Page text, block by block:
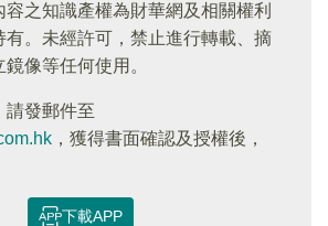
容之知識產權為財華網及相關權利
有。未經許可，禁止進行轉載、摘
像等任何使用。
請發郵件至
，獲得書面確認及授權後，
下載APP